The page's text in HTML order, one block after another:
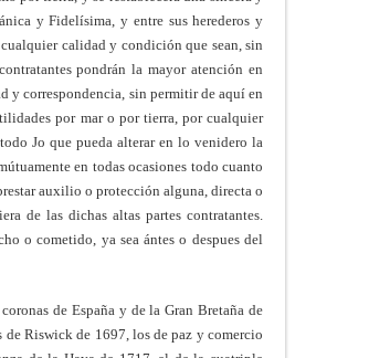
y Fidelísima, y entre sus herederos y
calidad y condición que sean, sin
pondrán la mayor atención en
y correspondencia, sin permitir de aquí en
por mar o por tierra, por cualquier
Jo que pueda alterar en lo venidero la
en todas ocasiones todo cuanto
auxilio o protección alguna, directa o
de las dichas altas partes contratantes.
o cometido, ya sea ántes o despues del
de España y de la Gran Bretaña de
Riswick de 1697, los de paz y comercio